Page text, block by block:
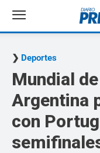
Deportes
Mundial
Argentina
con